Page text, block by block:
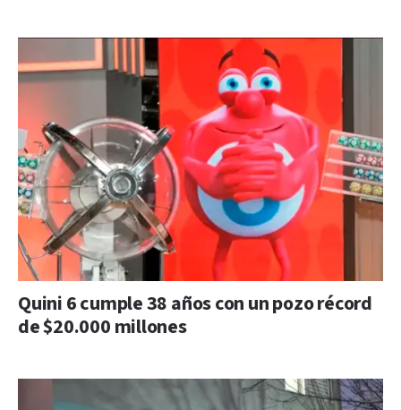
Quini 6 cumple 38 años con un pozo récord
de $20.000 millones